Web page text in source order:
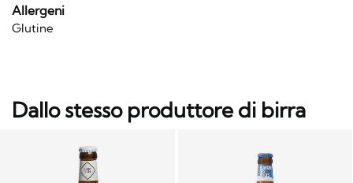
Allergeni
Glutine
Dallo stesso produttore di birra